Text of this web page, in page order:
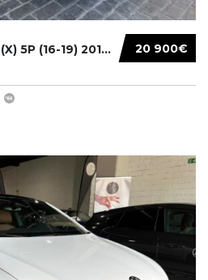
20 900€
TOYOTA C-HR HYBRID (X) 5P (16-19) 2019...